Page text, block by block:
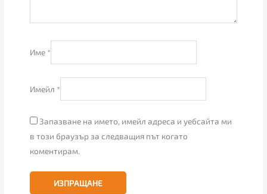
Име *
Имейл *
Запазване на името, имейл адреса и уебсайта ми
в този браузър за следващия път когато
коментирам.